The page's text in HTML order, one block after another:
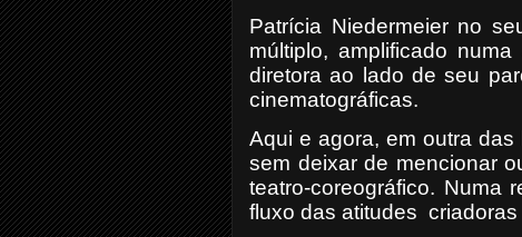
Patrícia Niedermeier no
múltiplo, amplificado
diretora ao lado de seu
cinematográficas.
Aqui e agora, em outra
sem deixar de mencionar
teatro-coreográfico. Numa
fluxo das atitudes